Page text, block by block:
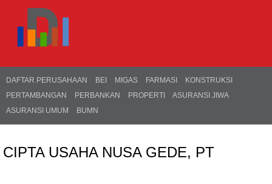
DAFTAR PERUSAHAAN BEI MIGAS FARMASI
KONSTRUKSI
PERTAMBANGAN
PERBANKAN PROPERTI
ASURANSI JIWA
ASURANSI UMUM
BUMN
CIPTA USAHA NUSA GEDE, PT